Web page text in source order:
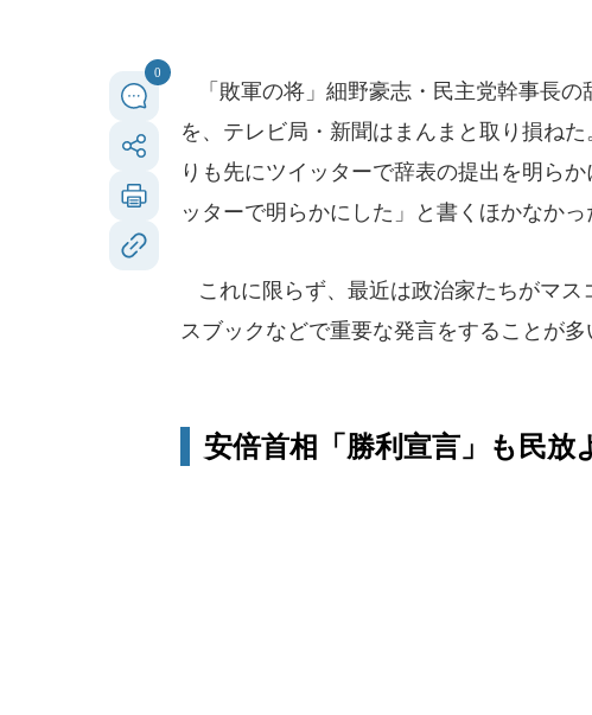
0
「敗軍の将」細野豪志・民主党幹事長
を、テレビ局・新聞はまんまと取り損ね
りも先にツイッターで辞表の提出を明ら
ッターで明らかにした」と書くほかなかっ
これに限らず、最近は政治家たちがマス
スブックなどで重要な発言をすることが多
安倍首相「勝利宣言」も民放